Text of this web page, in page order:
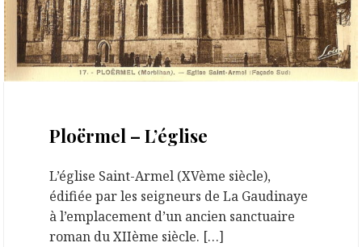
Ploërmel – L’église
L’église Saint-Armel (XVème siècle),
édifiée par les seigneurs de La Gaudinaye
à l’emplacement d’un ancien sanctuaire
roman du XIIème siècle. […]